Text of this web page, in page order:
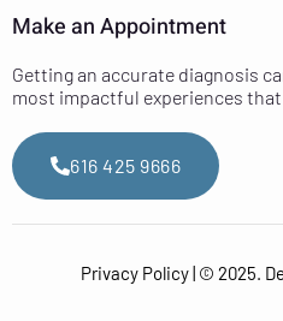
Make an Appointment
Getting an accurate diagnosis
most impactful experiences that
616 425 9666
Privacy Policy | © 2025.